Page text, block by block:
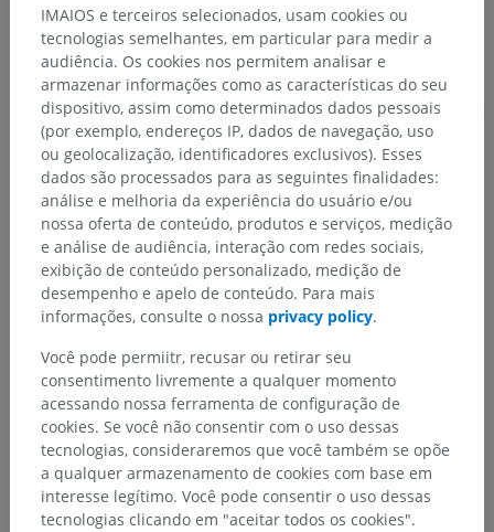
Traduções
Encontrou um erro?
Não hesite em nos sugerir uma correção, tradução ou
melhora de conteúdo.
Relatar um problema
BAIXE O APLICATIVO
IMAIOS e terceiros selecionados, usam cookies ou
tecnologias semelhantes, em particular para medir a
audiência. Os cookies nos permitem analisar e
armazenar informações como as características do seu
dispositivo, assim como determinados dados pessoais
(por exemplo, endereços IP, dados de navegação, uso
ou geolocalização, identificadores exclusivos). Esses
dados são processados para as seguintes finalidades:
análise e melhoria da experiência do usuário e/ou
nossa oferta de conteúdo, produtos e serviços, medição
e análise de audiência, interação com redes sociais,
exibição de conteúdo personalizado, medição de
desempenho e apelo de conteúdo. Para mais
informações, consulte o nossa privacy policy.
Você pode permiitr, recusar ou retirar seu
consentimento livremente a qualquer momento
acessando nossa ferramenta de configuração de
cookies. Se você não consentir com o uso dessas
tecnologias, consideraremos que você também se opõe
a qualquer armazenamento de cookies com base em
interesse legítimo. Você pode consentir o uso dessas
tecnologias clicando em "aceitar todos os cookies".